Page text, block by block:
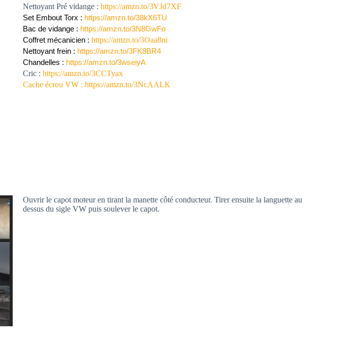
Nettoyant Pré vidange : https://amzn.to/3VJd7XF
Set Embout Torx : https://amzn.to/38kX6TU
Bac de vidange : https://amzn.to/3N8GwFo
Coffret mécanicien : https://amzn.to/3Oaa8ni
Nettoyant frein : https://amzn.to/3FK8BR4
Chandelles : https://amzn.to/3wseiyA
Cric : https://amzn.to/3CCTyax
Cache écrou VW : https://amzn.to/3NcAALK
Ouvrir le capot moteur en tirant la manette côté conducteur. Tirer ensuite la languette au
dessus du sigle VW puis soulever le capot.